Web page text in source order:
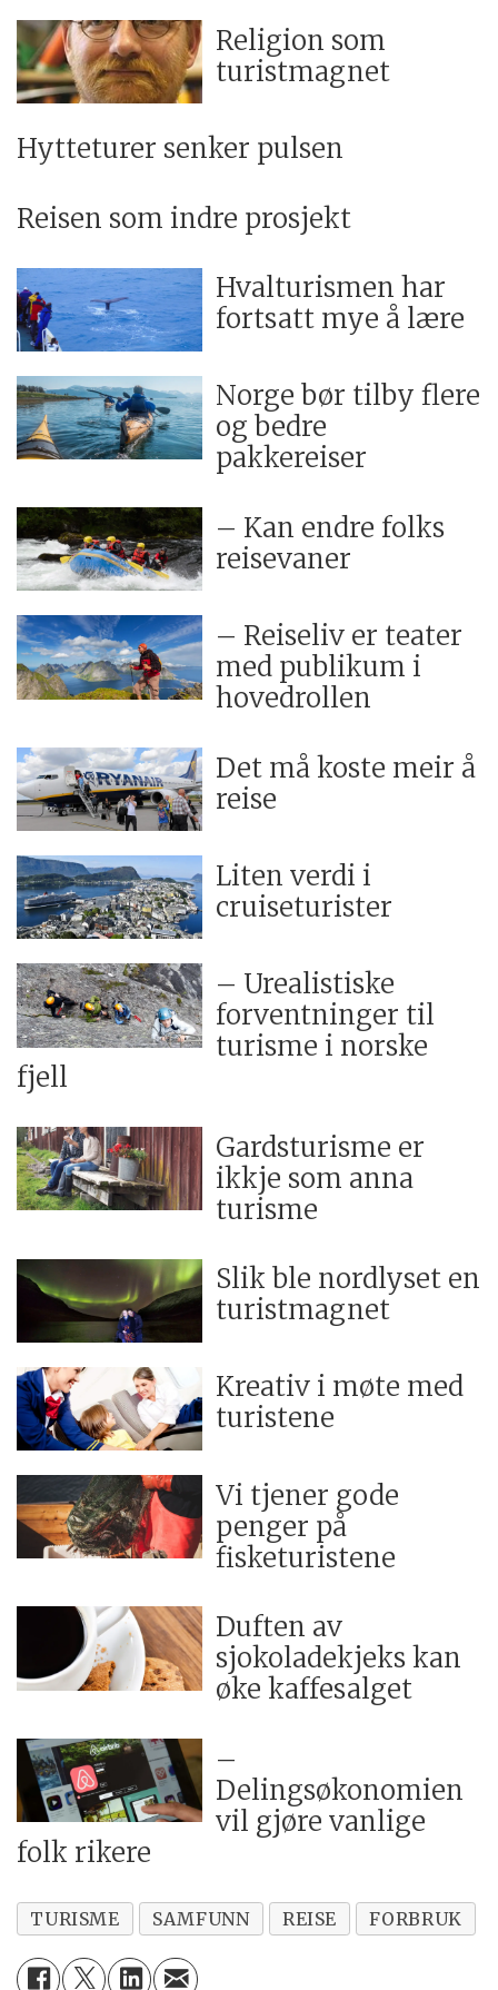
Religion som
turistmagnet
Hytteturer senker pulsen
Reisen som indre prosjekt
Hvalturismen har
fortsatt mye å lære
Norge bør tilby flere
og bedre
pakkereiser
– Kan endre folks
reisevaner
– Reiseliv er teater
med publikum i
hovedrollen
Det må koste meir å
reise
Liten verdi i
cruiseturister
– Urealistiske
forventninger til
turisme i norske
fjell
Gardsturisme er
ikkje som anna
turisme
Slik ble nordlyset en
turistmagnet
Kreativ i møte med
turistene
Vi tjener gode
penger på
fisketuristene
Duften av
sjokoladekjeks kan
øke kaffesalget
–
Delingsøkonomien
vil gjøre vanlige
folk rikere
TURISME SAMFUNN REISE FORBRUK